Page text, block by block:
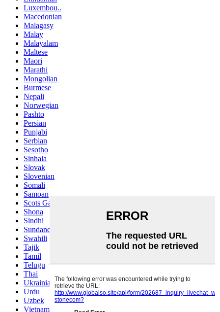
Luxembou..
Macedonian
Malagasy
Malay
Malayalam
Maltese
Maori
Marathi
Mongolian
Burmese
Nepali
Norwegian
Pashto
Persian
Punjabi
Serbian
Sesotho
Sinhala
Slovak
Slovenian
Somali
Samoan
Scots Gaelic
Shona
Sindhi
Sundanese
Swahili
Tajik
Tamil
Telugu
Thai
Ukrainian
Urdu
Uzbek
Vietnamese